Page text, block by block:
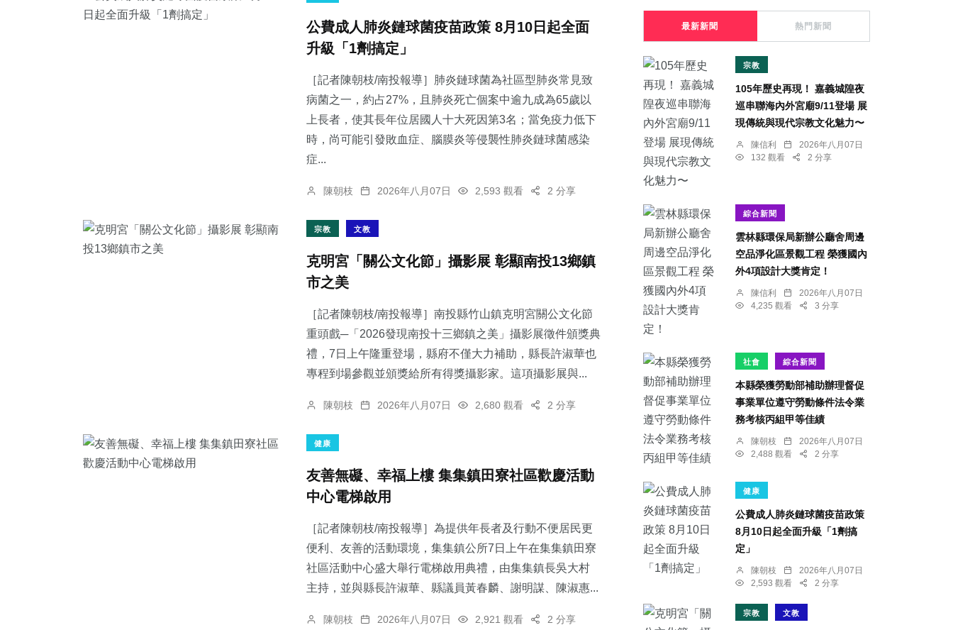
公費成人肺炎鏈球菌疫苗政策 8月10日起全面
升級「1劑搞定」
［記者陳朝枝/南投報導］肺炎鏈球菌為社區型肺炎常見致
病菌之一，約占27%，且肺炎死亡個案中逾九成為65歲以
上長者，使其長年位居國人十大死因第3名；當免疫力低下
時，尚可能引發敗血症、腦膜炎等侵襲性肺炎鏈球菌感染
症...
陳朝枝 2026年八月07日 2,593 觀看 2 分享
宗教 文教
克明宮「關公文化節」攝影展 彰顯南投13鄉鎮
市之美
［記者陳朝枝/南投報導］南投縣竹山鎮克明宮關公文化節
重頭戲─「2026發現南投十三鄉鎮之美」攝影展徵件頒獎典
禮，7日上午隆重登場，縣府不僅大力補助，縣長許淑華也
專程到場參觀並頒獎給所有得獎攝影家。這項攝影展與...
陳朝枝 2026年八月07日 2,680 觀看 2 分享
健康
友善無礙、幸福上樓 集集鎮田寮社區歡慶活動
中心電梯啟用
［記者陳朝枝/南投報導］為提供年長者及行動不便居民更
便利、友善的活動環境，集集鎮公所7日上午在集集鎮田寮
社區活動中心盛大舉行電梯啟用典禮，由集集鎮長吳大村
主持，並與縣長許淑華、縣議員黃春麟、謝明謀、陳淑惠...
陳朝枝 2026年八月07日 2,921 觀看 2 分享
最新新聞 熱門新聞
宗教
105年歷史再現！ 嘉義城隍夜
巡串聯海內外宮廟9/11登場 展
現傳統與現代宗教文化魅力〜
陳信利
2026年八月07日
132 觀看
2 分享
綜合新聞
雲林縣環保局新辦公廳舍周邊
空品淨化區景觀工程 榮獲國內
外4項設計大獎肯定！
陳信利
2026年八月07日
4,235 觀看
3 分享
社會 綜合新聞
本縣榮獲勞動部補助辦理督促
事業單位遵守勞動條件法令業
務考核丙組甲等佳績
陳朝枝
2026年八月07日
2,488 觀看
2 分享
健康
公費成人肺炎鏈球菌疫苗政策
8月10日起全面升級「1劑搞
定」
陳朝枝
2026年八月07日
2,593 觀看
2 分享
宗教 文教